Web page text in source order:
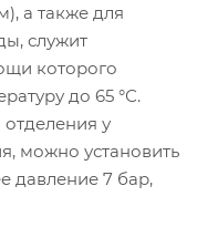
а также для
служит
которого
до 65 °С.
у
можно установить
давление 7 бар,